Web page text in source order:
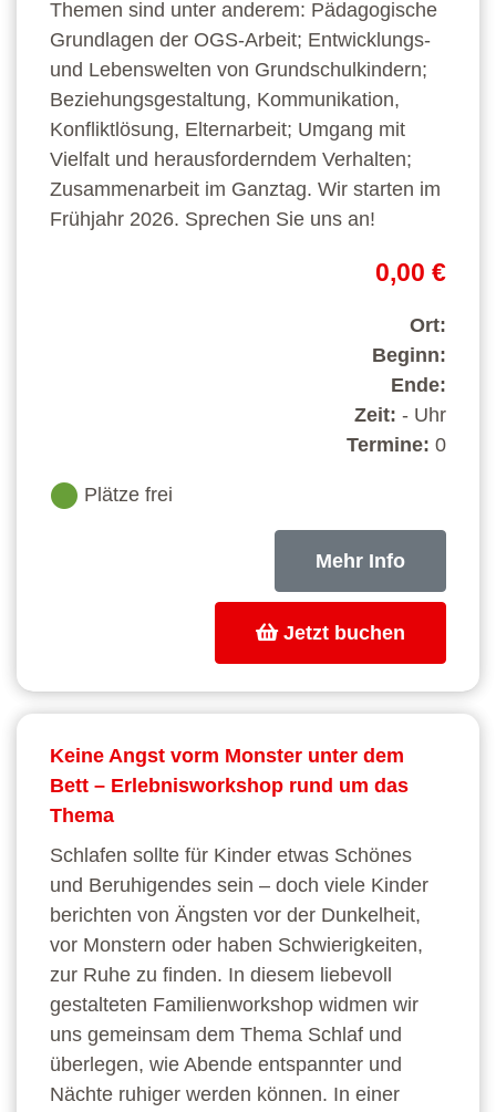
Themen sind unter anderem: Pädagogische
Grundlagen der OGS-Arbeit; Entwicklungs-
und Lebenswelten von Grundschulkindern;
Beziehungsgestaltung, Kommunikation,
Konfliktlösung, Elternarbeit; Umgang mit
Vielfalt und herausforderndem Verhalten;
Zusammenarbeit im Ganztag. Wir starten im
Frühjahr 2026. Sprechen Sie uns an!
0,00 €
Ort:
Beginn:
Ende:
Zeit: - Uhr
Termine: 0
Plätze frei
Mehr Info
Jetzt buchen
Keine Angst vorm Monster unter dem
Bett – Erlebnisworkshop rund um das
Thema
Schlafen sollte für Kinder etwas Schönes
und Beruhigendes sein – doch viele Kinder
berichten von Ängsten vor der Dunkelheit,
vor Monstern oder haben Schwierigkeiten,
zur Ruhe zu finden. In diesem liebevoll
gestalteten Familienworkshop widmen wir
uns gemeinsam dem Thema Schlaf und
überlegen, wie Abende entspannter und
Nächte ruhiger werden können. In einer